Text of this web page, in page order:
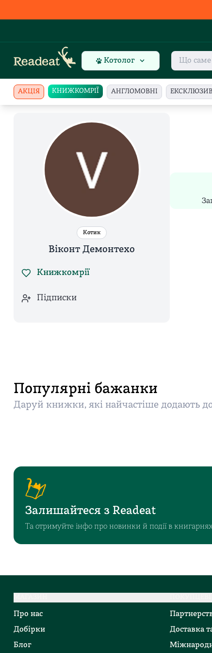
Котолог
АКЦІЯ КНИЖКОМРІЇ АНГЛОМОВНІ
Котик
Віконт Демонтехо
Книжкомрії
Підписки
Популярні бажанки
Даруй книжки, які найчастіше додають
Залишайтеся з Readeat
Та отримуйте інфо про новинки й події в
Про нас
Добірки
Блог
Доставка